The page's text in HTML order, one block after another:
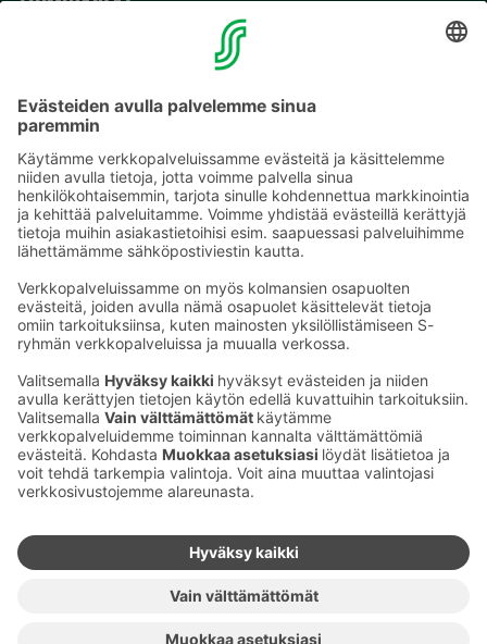
Sähköpostiosoitteet S-ryhmässä ovat muotoa
etunimi.sukunimi@sok.fi
Seuraa meitä:
Muuta evästeasetuksia